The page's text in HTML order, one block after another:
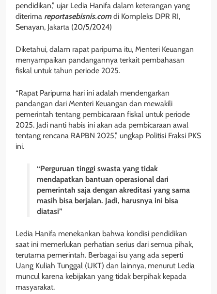
pendidikan,” ujar Ledia Hanifa dalam keterangan yang
diterima reportasebisnis.comdi Kompleks DPR RI,
Senayan, Jakarta (20/5/2024)
Diketahui, dalam rapat paripurna itu, Menteri Keuangan
menyampaikan pandangannya terkait pembahasan
fiskal untuk tahun periode 2025.
“Rapat Paripurna hari ini adalah mendengarkan
pandangan dari Menteri Keuangan dan mewakili
pemerintah tentang pembicaraan fiskal untuk periode
2025. Jadi nanti habis ini akan ada pembicaraan awal
tentang rencana RAPBN 2025,” ungkap Politisi Fraksi PKS
ini.
“Perguruan tinggi swasta yang tidak
mendapatkan bantuan operasional dari
pemerintah saja dengan akreditasi yang sama
masih bisa berjalan. Jadi, harusnya ini bisa
diatasi”
Ledia Hanifa menekankan bahwa kondisi pendidikan
saat ini memerlukan perhatian serius dari semua pihak,
terutama pemerintah. Berbagai isu yang ada seperti
Uang Kuliah Tunggal (UKT) dan lainnya, menurut Ledia
muncul karena kebijakan yang tidak berpihak kepada
masyarakat.